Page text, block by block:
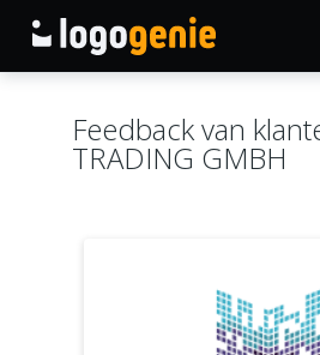
AI logogenerator
Gedrukte producten
Feedback van
TRADING GMBH